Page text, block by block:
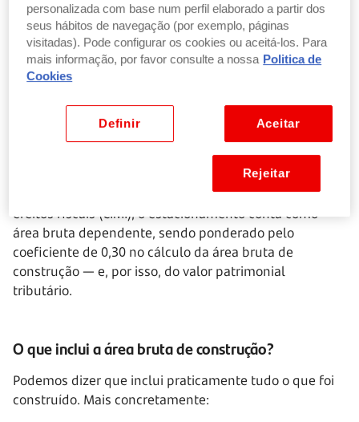
E porque uma cave usada para estacionamento não
entra?
parqueamento de viaturas é considerado uma área de
estacionamento, não uma área de construção. Para
efeitos urbanísticos, pode não ser contabilizado no
índice de construção do terreno, consoante o
instrumento de gestão territorial aplicável. Já para
efeitos fiscais (CIMI), o estacionamento conta como
área bruta dependente, sendo ponderado pelo
coeficiente de 0,30 no cálculo da área bruta de
construção — e, por isso, do valor patrimonial
tributário.
O que inclui a área bruta de construção?
Podemos dizer que inclui praticamente tudo o que foi
construído. Mais concretamente:
personalizada com base num perfil elaborado a partir dos
seus hábitos de navegação (por exemplo, páginas
visitadas). Pode configurar os cookies ou aceitá-los. Para
mais informação, por favor consulte a nossa Politica de
Cookies
Aceitar
Definir
Rejeitar